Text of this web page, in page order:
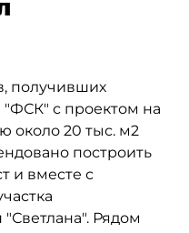
получивших
с проектом на
около 20 тыс. м2
построить
и вместе с
Рядом